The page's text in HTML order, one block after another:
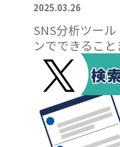
2025.03.26
SNS分析ツー
ンでできること